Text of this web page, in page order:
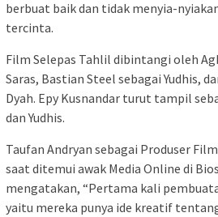
berbuat baik dan tidak menyia-
tercinta.
Film Selepas Tahlil dibintangi oleh
Saras, Bastian Steel sebagai Yudhis,
Dyah. Epy Kusnandar turut tampil
dan Yudhis.
Taufan Andryan sebagai Produser
saat ditemui awak Media Online di
mengatakan, “Pertama kali
yaitu mereka punya ide kreatif